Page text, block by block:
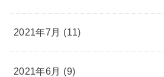
2021年7月 (11)
2021年6月 (9)